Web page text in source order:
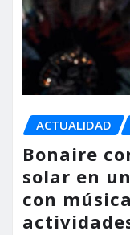
ACTUALIDAD
Bonaire
solar en
con